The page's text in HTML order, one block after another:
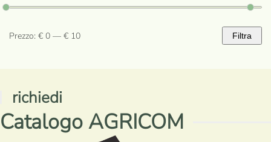
prodotto
Prezzo
Prezzo
Filtra
Prezzo: € 0 — € 10
richiedi
Catalogo AGRICOM